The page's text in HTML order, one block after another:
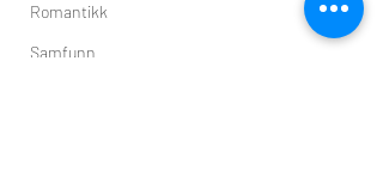
Romantikk
Samfunn